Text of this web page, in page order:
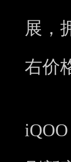
展，
右价